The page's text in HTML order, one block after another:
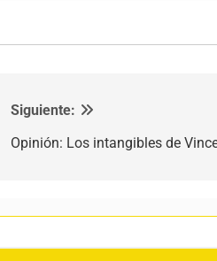
Siguiente:
Opinión: Los intangibles de